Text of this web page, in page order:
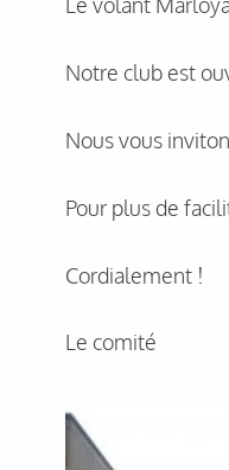
Notre club est
Nous vous
Pour plus de
Cordialement !
Le comité